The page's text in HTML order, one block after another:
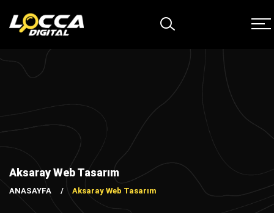
Aksaray Web Tasarım
ANASAYFA Aksaray Web Tasarım